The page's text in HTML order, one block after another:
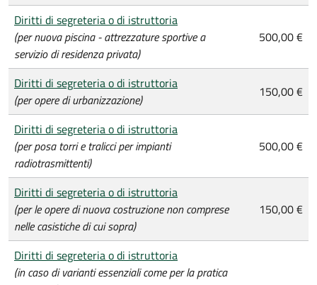
Diritti di segreteria o di istruttoria
(per nuova piscina - attrezzature sportive a
servizio di residenza privata)
500,00 €
Diritti di segreteria o di istruttoria
(per opere di urbanizzazione)
150,00 €
Diritti di segreteria o di istruttoria
(per posa torri e tralicci per impianti
radiotrasmittenti)
500,00 €
Diritti di segreteria o di istruttoria
(per le opere di nuova costruzione non comprese
nelle casistiche di cui sopra)
150,00 €
Diritti di segreteria o di istruttoria
(in caso di varianti essenziali come per la pratica